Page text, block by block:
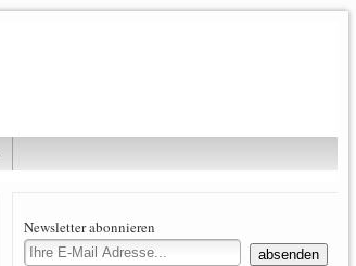
Newsletter abonnieren